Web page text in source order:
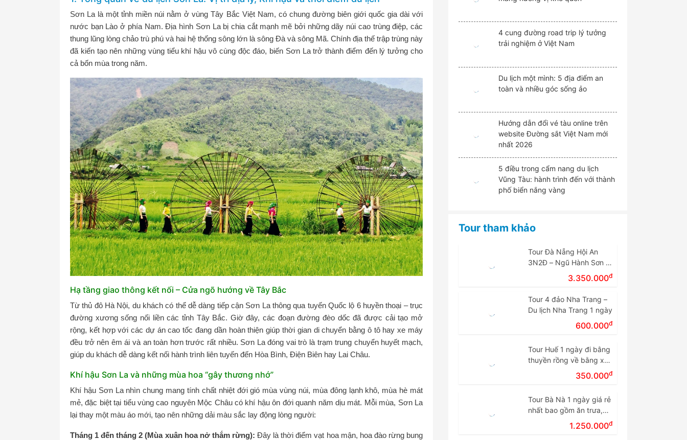
Sơn La là một tỉnh miền núi nằm ở vùng Tây Bắc Việt Nam, có chung đường biên giới quốc gia dài với
nước bạn Lào ở phía Nam. Địa hình Sơn La bị chia cắt mạnh mẽ bởi những dãy núi cao trùng điệp, các
thung lũng lòng chảo trù phú và hai hệ thống sông lớn là sông Đà và sông Mã. Chính địa thế trập trùng này
đã kiến tạo nên những vùng tiểu khí hậu vô cùng độc đáo, biến Sơn La trở thành điểm đến lý tưởng cho
cả bốn mùa trong năm.
Hạ tầng giao thông kết nối – Cửa ngõ hướng về Tây Bắc
Từ thủ đô Hà Nội, du khách có thể dễ dàng tiếp cận Sơn La thông qua tuyến Quốc lộ 6 huyền thoại – trục
đường xương sống nối liền các tỉnh Tây Bắc. Giờ đây, các đoạn đường đèo dốc đã được cải tạo mở
rộng, kết hợp với các dự án cao tốc đang dần hoàn thiện giúp thời gian di chuyển bằng ô tô hay xe máy
đều trở nên êm ái và an toàn hơn trước rất nhiều. Sơn La đóng vai trò là trạm trung chuyển huyết mạch,
giúp du khách dễ dàng kết nối hành trình liên tuyến đến Hòa Bình, Điện Biên hay Lai Châu.
Khí hậu Sơn La và những mùa hoa “gây thương nhớ”
Khí hậu Sơn La nhìn chung mang tính chất nhiệt đới gió mùa vùng núi, mùa đông lạnh khô, mùa hè mát
mẻ, đặc biệt tại tiểu vùng cao nguyên Mộc Châu có khí hậu ôn đới quanh năm dịu mát. Mỗi mùa, Sơn La
lại thay một màu áo mới, tạo nên những dải màu sắc lay động lòng người:
Tháng 1 đến tháng 2 (Mùa xuân hoa nở thắm rừng): Đây là thời điểm vạt hoa mận, hoa đào rừng bung
4 cung đường road trip lý tưởng
trải nghiệm ở Việt Nam
Du lịch một mình: 5 địa điểm an
toàn và nhiều góc sống ảo
Hướng dẫn đổi vé tàu online trên
website Đường sắt Việt Nam mới
nhất 2026
5 điều trong cẩm nang du lịch
Vũng Tàu: hành trình đến với thành
phố biển nắng vàng
Tour tham khảo
Tour Đà Nẵng Hội An
3N2Đ – Ngũ Hành Sơn –
Cù Lao Chàm – Bà Nà
3.350.000đ
Tour 4 đảo Nha Trang –
Du lịch Nha Trang 1 ngày
600.000đ
Tour Huế 1 ngày đi bằng
thuyền rồng về bằng xe
350.000đ
Tour Bà Nà 1 ngày giá rẻ
nhất bao gồm ăn trưa,
1.250.000đ